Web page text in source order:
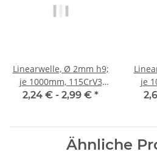
Linearwelle, Ø 2mm h9;
je 1000mm, 115CrV3
geschliffen und poliert
2,24 € - 2,99 € *
je
Ähnliche